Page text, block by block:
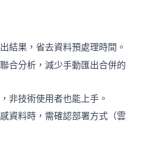
結果，省去資料預處理時間。
合分析，減少手動匯出合併的
非技術使用者也能上手。
資料時，需確認部署方式（雲